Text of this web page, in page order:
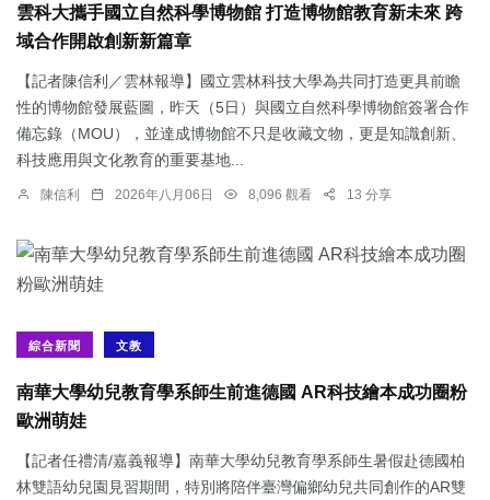
雲科大攜手國立自然科學博物館 打造博物館教育新未來 跨
域合作開啟創新新篇章
【記者陳信利／雲林報導】國立雲林科技大學為共同打造更具前瞻
性的博物館發展藍圖，昨天（5日）與國立自然科學博物館簽署合作
備忘錄（MOU），並達成博物館不只是收藏文物，更是知識創新、
科技應用與文化教育的重要基地...
陳信利 2026年八月06日 8,096 觀看 13 分享
綜合新聞 文教
南華大學幼兒教育學系師生前進德國 AR科技繪本成功圈粉
歐洲萌娃
【記者任禮清/嘉義報導】南華大學幼兒教育學系師生暑假赴德國柏
林雙語幼兒園見習期間，特別將陪伴臺灣偏鄉幼兒共同創作的AR雙